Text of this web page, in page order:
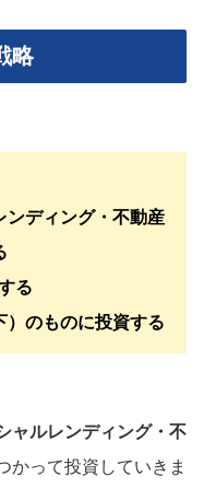
略
ンディング・不動産
る
）のものに投資する
ャルレンディング・不
かって投資していきま